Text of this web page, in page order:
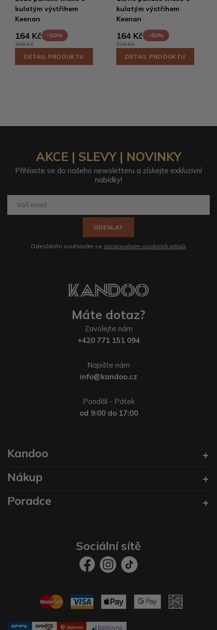
kulatým výstřihem
Keenan
164 Kč
-50%
328 Kč
DETAIL PRODUKTU
kulatým výstřihem
Keenan
164 Kč
-50%
328 Kč
DETAIL PRODUKTU
AKCE | SLEVY | NOVINKY
Přihlaste se do našeho newsletteru a získejte exkluzivní
nabídky!
ODESLAT
Odesláním souhlasíte se zpracováním osobních údajů
Máte dotaz?
Zavolejte nám
+420 771 151 094
Napište nám
info@kandoo.cz
Pondělí - Pátek
od 9:00 do 17:00
Kandoo
Nákup
Poradce
Sociální sítě